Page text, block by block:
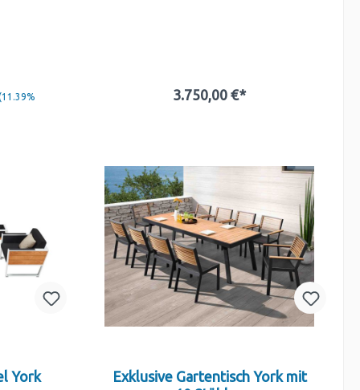
3.750,00 €*
York
Exklusive Gartentisch York mit